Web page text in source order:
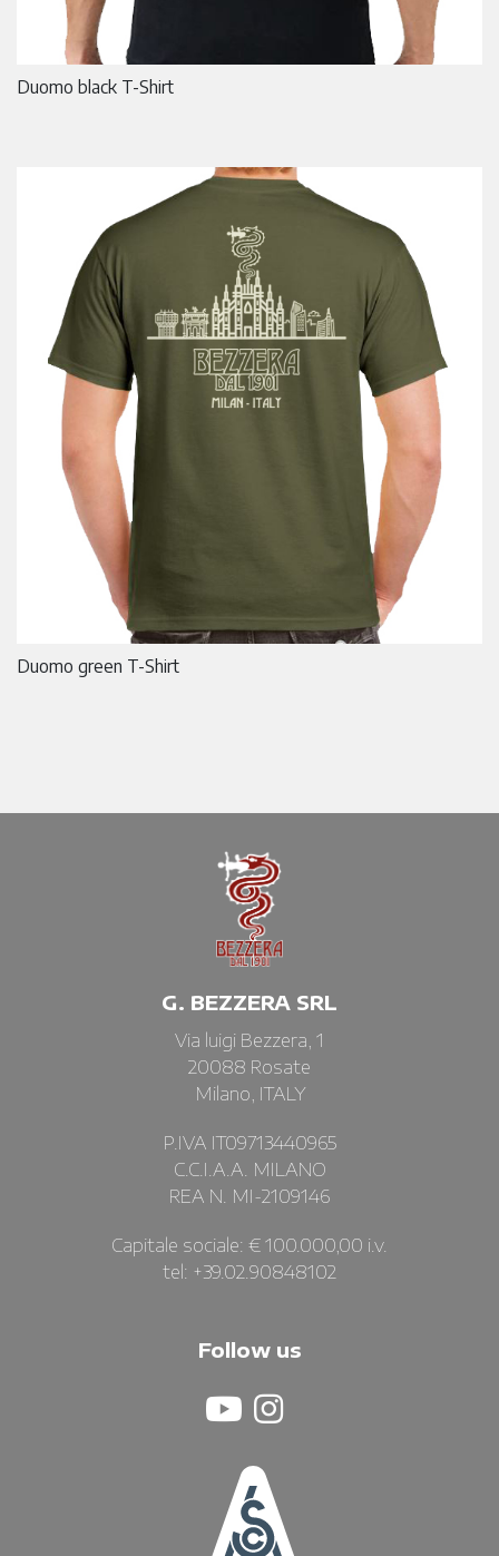
Duomo black T-Shirt
Duomo green T-Shirt
G. BEZZERA SRL
Via luigi Bezzera, 1
20088 Rosate
Milano, ITALY
P.IVA IT09713440965
C.C.I.A.A. MILANO
REA N. MI-2109146
Capitale sociale: € 100.000,00 i.v.
tel: +39.02.90848102
Follow us